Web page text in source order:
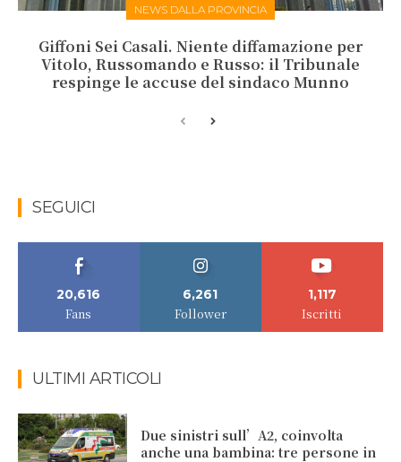
NEWS DALLA PROVINCIA
Giffoni Sei Casali. Niente diffamazione per
Vitolo, Russomando e Russo: il Tribunale
respinge le accuse del sindaco Munno
SEGUICI
20,616
Fans
6,261
Follower
1,117
Iscritti
ULTIMI ARTICOLI
Due sinistri sull’A2, coinvolta
anche una bambina: tre persone in